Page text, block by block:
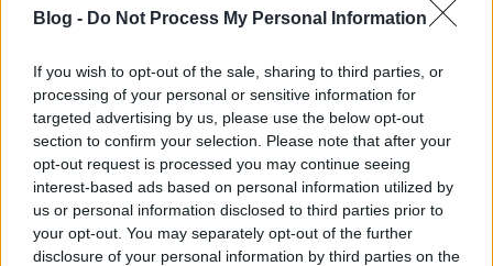
Blog - Do Not Process My Personal Information
If you wish to opt-out of the sale, sharing to third parties, or
processing of your personal or sensitive information for
targeted advertising by us, please use the below opt-out
section to confirm your selection. Please note that after your
opt-out request is processed you may continue seeing
interest-based ads based on personal information utilized by
us or personal information disclosed to third parties prior to
your opt-out. You may separately opt-out of the further
disclosure of your personal information by third parties on the
Kremlben az 1956-os felkelés idején. Hosszú
hallgatás követte az idős ukrajnai újságíró
kollégámnak még november legelején írt levelemet.
Ezt a Bekiáltás olvasója Az USA áldozata lett Ukrajna
cím alatt ismerhette meg. Most, hogy őt és családját
is…